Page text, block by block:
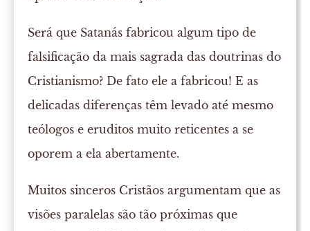
Será que Satanás fabricou algum tipo de
falsificação da mais sagrada das doutrinas do
Cristianismo? De fato ele a fabricou! E as
delicadas diferenças têm levado até mesmo
teólogos e eruditos muito reticentes a se
oporem a ela abertamente.
Muitos sinceros Cristãos argumentam que as
visões paralelas são tão próximas que